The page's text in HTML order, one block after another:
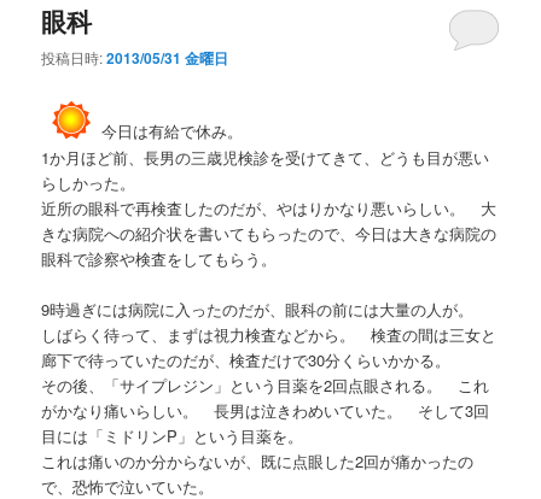
眼科
投稿日時:2013/05/31 金曜日
今日は有給で休み。
1か月ほど前、長男の三歳児検診を受けてきて、どうも目が悪い
らしかった。
近所の眼科で再検査したのだが、やはりかなり悪いらしい。 大
きな病院への紹介状を書いてもらったので、今日は大きな病院の
眼科で診察や検査をしてもらう。
9時過ぎには病院に入ったのだが、眼科の前には大量の人が。
しばらく待って、まずは視力検査などから。 検査の間は三女と
廊下で待っていたのだが、検査だけで30分くらいかかる。
その後、「サイプレジン」という目薬を2回点眼される。 これ
がかなり痛いらしい。 長男は泣きわめいていた。 そして3回
目には「ミドリンP」という目薬を。
これは痛いのか分からないが、既に点眼した2回が痛かったの
で、恐怖で泣いていた。